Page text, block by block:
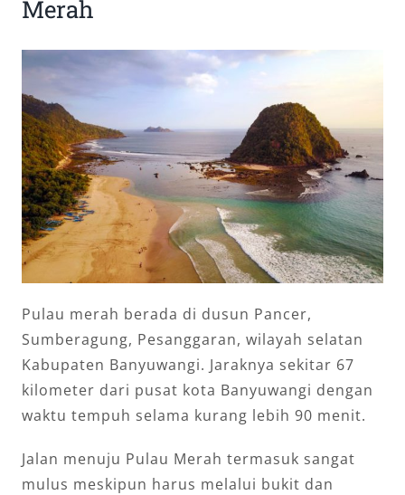
Merah
Pulau merah berada di dusun Pancer,
Sumberagung, Pesanggaran, wilayah selatan
Kabupaten Banyuwangi. Jaraknya sekitar 67
kilometer dari pusat kota Banyuwangi dengan
waktu tempuh selama kurang lebih 90 menit.
Jalan menuju Pulau Merah termasuk sangat
mulus meskipun harus melalui bukit dan